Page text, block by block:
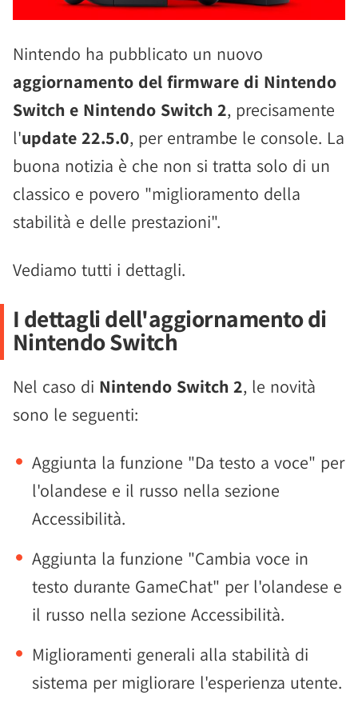
Nintendo ha pubblicato un nuovo
aggiornamento del firmware di Nintendo
Switch e Nintendo Switch 2, precisamente
l'update 22.5.0, per entrambe le console. La
buona notizia è che non si tratta solo di un
classico e povero "miglioramento della
stabilità e delle prestazioni".
Vediamo tutti i dettagli.
I dettagli dell'aggiornamento di
Nintendo Switch
Nel caso di Nintendo Switch 2, le novità
sono le seguenti:
Aggiunta la funzione "Da testo a voce" per
l'olandese e il russo nella sezione
Accessibilità.
Aggiunta la funzione "Cambia voce in
testo durante GameChat" per l'olandese e
il russo nella sezione Accessibilità.
Miglioramenti generali alla stabilità di
sistema per migliorare l'esperienza utente.